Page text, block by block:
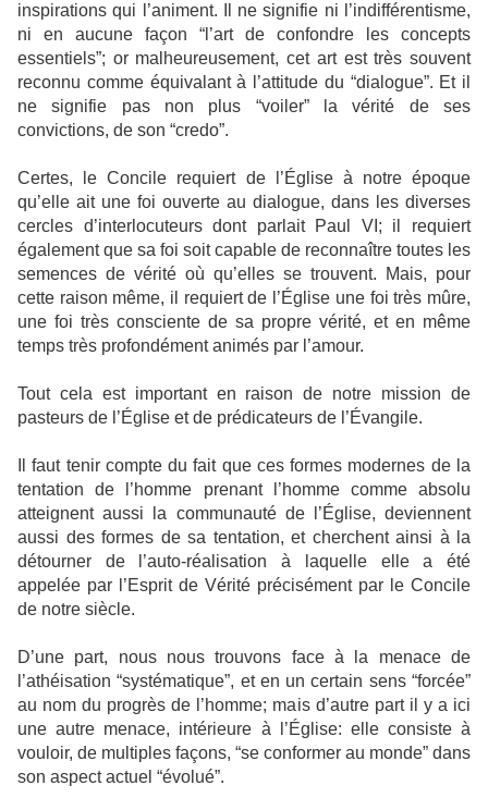
inspirations qui l’animent. Il ne signifie ni l’indifférentisme,
ni en aucune façon “l’art de confondre les concepts
essentiels”; or malheureusement, cet art est très souvent
reconnu comme équivalant à l’attitude du “dialogue”. Et il
ne signifie pas non plus “voiler” la vérité de ses
convictions, de son “credo”.
Certes, le Concile requiert de l’Église à notre époque
qu’elle ait une foi ouverte au dialogue, dans les diverses
cercles d’interlocuteurs dont parlait Paul VI; il requiert
également que sa foi soit capable de reconnaître toutes les
semences de vérité où qu’elles se trouvent. Mais, pour
cette raison même, il requiert de l’Église une foi très mûre,
une foi très consciente de sa propre vérité, et en même
temps très profondément animés par l’amour.
Tout cela est important en raison de notre mission de
pasteurs de l’Église et de prédicateurs de l’Évangile.
Il faut tenir compte du fait que ces formes modernes de la
tentation de l’homme prenant l’homme comme absolu
atteignent aussi la communauté de l’Église, deviennent
aussi des formes de sa tentation, et cherchent ainsi à la
détourner de l’auto-réalisation à laquelle elle a été
appelée par l’Esprit de Vérité précisément par le Concile
de notre siècle.
D’une part, nous nous trouvons face à la menace de
l’athéisation “systématique”, et en un certain sens “forcée”
au nom du progrès de l’homme; mais d’autre part il y a ici
une autre menace, intérieure à l’Église: elle consiste à
vouloir, de multiples façons, “se conformer au monde” dans
son aspect actuel “évolué”.